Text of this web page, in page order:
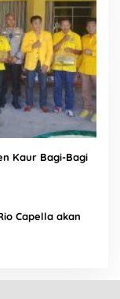
Kaur Bagi-Bagi
Capella akan